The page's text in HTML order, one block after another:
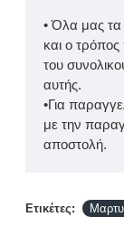
• Όλα μας τα
και ο
του
αυτής.
•Για
με την
αποστολή.
Ετικέτες: